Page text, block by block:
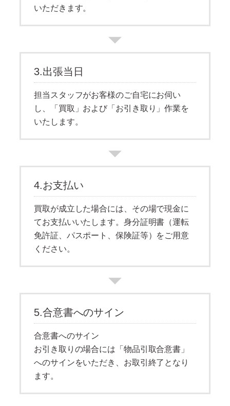
いただきます。
3.出張当日
担当スタッフがお客様のご自宅にお伺い
し、「買取」および「お引き取り」作業を
いたします。
4.お支払い
買取が成立した場合には、その場で現金に
てお支払いいたします。身分証明書（運転
免許証、パスポート、保険証等）をご用意
ください。
5.合意書へのサイン
合意書へのサイン
お引き取りの場合には「物品引取合意書」
へのサインをいただき、お取引終了となり
ます。